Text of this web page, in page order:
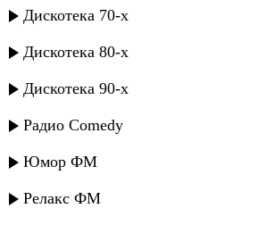
Дискотека 70-х
Дискотека 80-х
Дискотека 90-х
Радио Comedy
Юмор ФМ
Релакс ФМ
Аслан Гусейнов и Эльдар
Аслан Гусейнов - Все начнем
Аслан Идрисов - С новым годом